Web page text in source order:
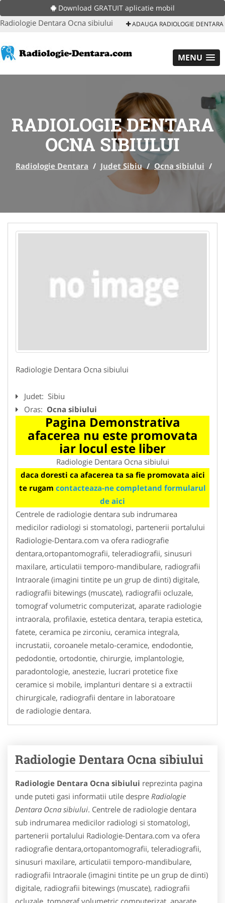
Download GRATUIT aplicatie mobil
Radiologie Dentara Ocna sibiului ADAUGA RADIOLOGIE DENTARA
MENU
RADIOLOGIE DENTARA
OCNA SIBIULUI
Radiologie Dentara / Judet Sibiu / Ocna sibiului /
Radiologie Dentara Ocna sibiului
Judet: Sibiu
Oras: Ocna sibiului
Pagina Demonstrativa
afacerea nu este promovata
iar locul este liber
Radiologie Dentara Ocna sibiului
daca doresti ca afacerea ta sa fie promovata aici
te rugam contacteaza-ne completand formularul
de aici
Centrele de radiologie dentara sub indrumarea
medicilor radiologi si stomatologi, partenerii portalului
Radiologie-Dentara.com va ofera radiografie
dentara,ortopantomografii, teleradiografii, sinusuri
maxilare, articulatii temporo-mandibulare, radiografii
Intraorale (imagini tintite pe un grup de dinti) digitale,
radiografii bitewings (muscate), radiografii ocluzale,
tomograf volumetric computerizat, aparate radiologie
intraorala, profilaxie, estetica dentara, terapia estetica,
fatete, ceramica pe zirconiu, ceramica integrala,
incrustatii, coroanele metalo-ceramice, endodontie,
pedodontie, ortodontie, chirurgie, implantologie,
paradontologie, anestezie, lucrari protetice fixe
ceramice si mobile, implanturi dentare si a extractii
chirurgicale, radiografii dentare in laboratoare
de radiologie dentara.
Radiologie Dentara Ocna sibiului
Radiologie Dentara Ocna sibiului reprezinta pagina
unde puteti gasi informatii utile despre Radiologie
Dentara Ocna sibiului. Centrele de radiologie dentara
sub indrumarea medicilor radiologi si stomatologi,
partenerii portalului Radiologie-Dentara.com va ofera
radiografie dentara,ortopantomografii, teleradiografii,
sinusuri maxilare, articulatii temporo-mandibulare,
radiografii Intraorale (imagini tintite pe un grup de dinti)
digitale, radiografii bitewings (muscate), radiografii
ocluzale, tomograf volumetric computerizat, aparate